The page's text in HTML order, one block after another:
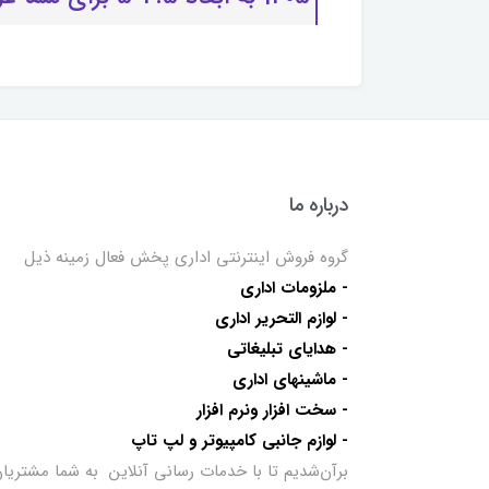
درباره ما
گروه فروش اینترنتی اداری پخش فعال زمینه ذیل
- ملزومات اداری
- لوازم التحریر اداری
- هدایای تبلیغاتی
- ماشینهای اداری
- سخت افزار ونرم افزار
- لوازم جانبی کامپیوتر و لپ تاپ
برآن‌شدیم تا با خدمات رسانی آنلاین به شما